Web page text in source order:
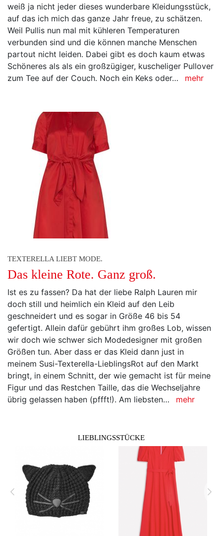
weiß ja nicht jeder dieses wunderbare Kleidungsstück,
auf das ich mich das ganze Jahr freue, zu schätzen.
Weil Pullis nun mal mit kühleren Temperaturen
verbunden sind und die können manche Menschen
partout nicht leiden. Dabei gibt es doch kaum etwas
Schöneres als als ein großzügiger, kuscheliger Pullover
zum Tee auf der Couch. Noch ein Keks oder…
mehr
TEXTERELLA LIEBT MODE.
Das kleine Rote. Ganz groß.
Ist es zu fassen? Da hat der liebe Ralph Lauren mir
doch still und heimlich ein Kleid auf den Leib
geschneidert und es sogar in Größe 46 bis 54
gefertigt. Allein dafür gebührt ihm großes Lob, wissen
wir doch wie schwer sich Modedesigner mit großen
Größen tun. Aber dass er das Kleid dann just in
meinem Susi-Texterella-LieblingsRot auf den Markt
bringt, in einem Schnitt, der wie gemacht ist für meine
Figur und das Restchen Taille, das die Wechseljahre
übrig gelassen haben (pffft!). Am liebsten…
mehr
LIEBLINGSSTÜCKE
zurück vor